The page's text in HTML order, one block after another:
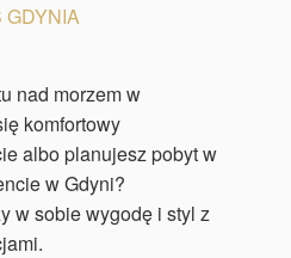
GDYNIA
nad morzem w
komfortowy
albo planujesz pobyt w
w Gdyni?
w sobie wygodę i styl z